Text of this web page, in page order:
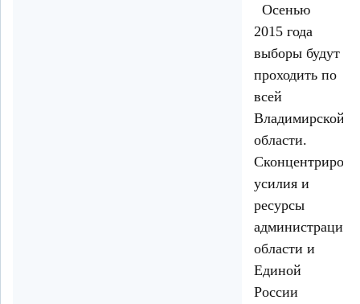
Осенью
2015 года
выборы будут
проходить по
всей
Владимирской
области.
усилия и
ресурсы
администрации
области и
Единой
России